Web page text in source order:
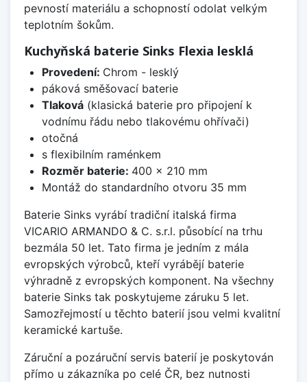
pevností materiálu a schopností odolat velkým
teplotním šokům.
Kuchyňská baterie Sinks Flexia lesklá
Provedení: Chrom - lesklý
páková směšovací baterie
Tlaková(klasická baterie pro připojení k
vodnímu řádu nebo tlakovému ohřívači)
otočná
s flexibilním raménkem
Rozměr baterie: 400 x 210 mm
Montáž do standardního otvoru 35 mm
Baterie Sinks vyrábí tradiční italská firma
VICARIO ARMANDO & C. s.r.l. působící na trhu
bezmála 50 let. Tato firma je jedním z mála
evropských výrobců, kteří vyrábějí baterie
výhradně z evropských komponent. Na všechny
baterie Sinks tak poskytujeme záruku 5 let.
Samozřejmostí u těchto baterií jsou velmi kvalitní
keramické kartuše.
Záruční a pozáruční servis baterií je poskytován
přímo u zákazníka po celé ČR, bez nutnosti